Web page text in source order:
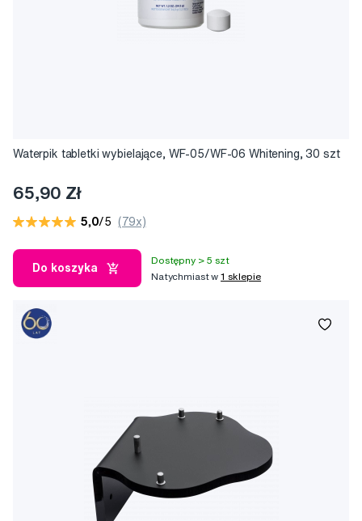
Waterpik tabletki wybielające, WF-05/WF-06 Whitening, 30 szt
65,90 Zł
5,0/5 (79x)
Do koszyka
Dostępny > 5 szt
Natychmiast w1 sklepie